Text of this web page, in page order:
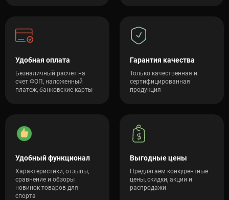
Удобная оплата
Безналичный расчет на
счет ФОП, наложенный
платеж, банковские карты
Гарантия качества
Только качественная и
сертифицированная
продукция
Удобный функционал
Характеристики, отзывы,
сравнение и обзоры
новинок товаров для
спорта
Выгодные цены
Предлагаем конкурентные
цены, скидки, акции и
распродажи